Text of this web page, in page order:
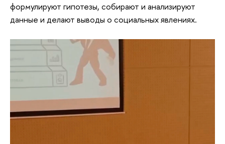
формулируют гипотезы, собирают и анализируют
данные и делают выводы о социальных явлениях.